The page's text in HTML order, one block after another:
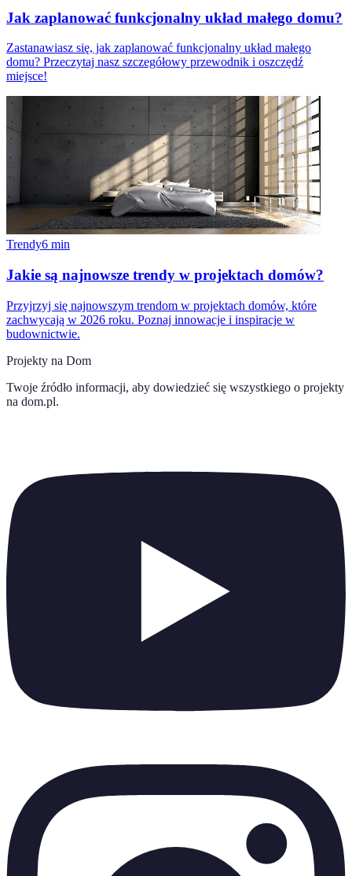
Jak zaplanować funkcjonalny układ małego domu?
Zastanawiasz się, jak zaplanować funkcjonalny układ małego
domu? Przeczytaj nasz szczegółowy przewodnik i oszczędź
miejsce!
Trendy6 min
Jakie są najnowsze trendy w projektach domów?
Przyjrzyj się najnowszym trendom w projektach domów, które
zachwycają w 2026 roku. Poznaj innowacje i inspiracje w
budownictwie.
Projekty na Dom
Twoje źródło informacji, aby dowiedzieć się wszystkiego o projekty
na dom.pl.